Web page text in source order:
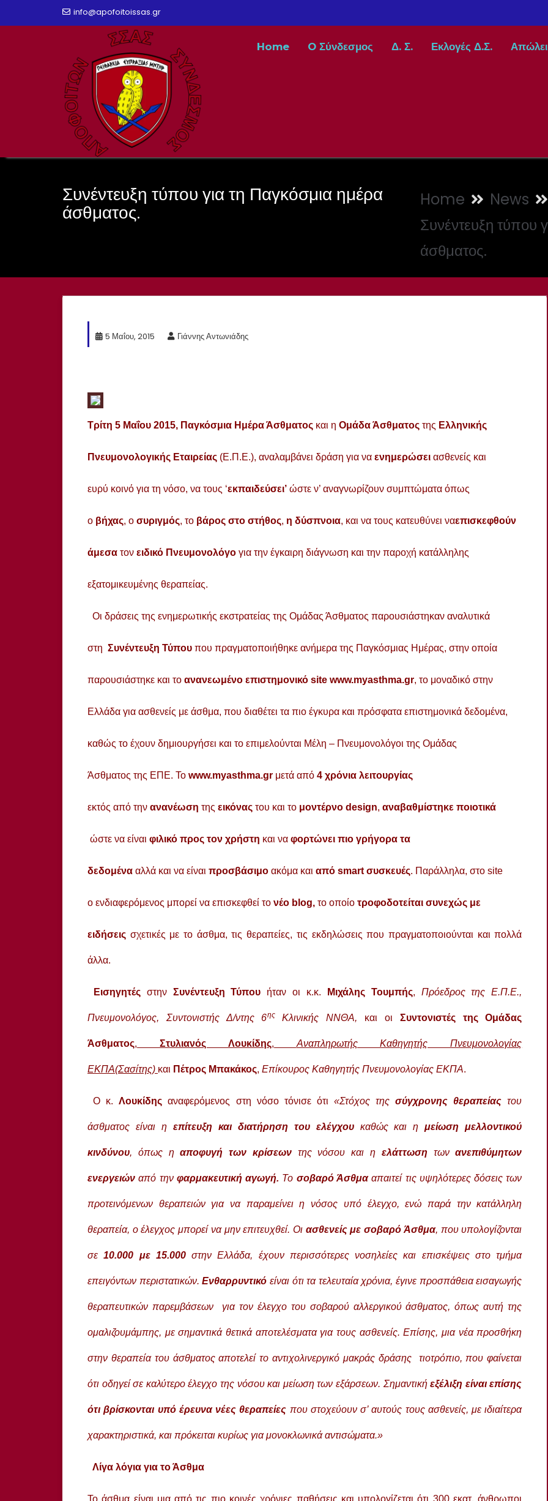
info@apofoitoissas.gr
Home O Σύνδεσμος Δ. Σ. Εκλογές Δ.Σ.
Συνέντευξη τύπου για τη Παγκόσμια ημέρα
άσθματος.
Home News
Συνέντευξη τύπου
άσθματος.
5 Μαΐου, 2015 Γιάννης Αντωνιάδης
Τρίτη 5 Μαΐου 2015, Παγκόσμια Ημέρα Άσθματος και η Ομάδα Άσθματος της Ελληνικής
Πνευμονολογικής Εταιρείας (Ε.Π.Ε.), αναλαμβάνει δράση για να ενημερώσει ασθενείς και
ευρύ κοινό για τη νόσο, να τους ‘εκπαιδεύσει’ ώστε ν’ αναγνωρίζουν συμπτώματα όπως
ο βήχας, ο συριγμός, το βάρος στο στήθος, η δύσπνοια, και να τους κατευθύνει ναεπισκεφθούν
άμεσα τον ειδικό Πνευμονολόγο για την έγκαιρη διάγνωση και την παροχή κατάλληλης
εξατομικευμένης θεραπείας.
Οι δράσεις της ενημερωτικής εκστρατείας της Ομάδας Άσθματος παρουσιάστηκαν αναλυτικά
στη Συνέντευξη Τύπου που πραγματοποιήθηκε ανήμερα της Παγκόσμιας Ημέρας, στην οποία
παρουσιάστηκε και το ανανεωμένο επιστημονικό site www.myasthma.gr, το μοναδικό στην
Ελλάδα για ασθενείς με άσθμα, που διαθέτει τα πιο έγκυρα και πρόσφατα επιστημονικά δεδομένα,
καθώς το έχουν δημιουργήσει και το επιμελούνται Μέλη – Πνευμονολόγοι της Ομάδας
Άσθματος της ΕΠΕ. Το www.myasthma.gr μετά από 4 χρόνια λειτουργίας
εκτός από την ανανέωση της εικόνας του και το μοντέρνο design, αναβαθμίστηκε ποιοτικά
ώστε να είναι φιλικό προς τον χρήστη και να φορτώνει πιο γρήγορα τα
δεδομένα αλλά και να είναι προσβάσιμο ακόμα και από smart συσκευές. Παράλληλα, στο site
ο ενδιαφερόμενος μπορεί να επισκεφθεί το νέο blog, το οποίο τροφοδοτείται συνεχώς με
ειδήσεις σχετικές με το άσθμα, τις θεραπείες, τις εκδηλώσεις που πραγματοποιούνται και πολλά
άλλα.
Εισηγητές στηνΣυνέντευξη Τύπου ήταν οι κ.κ. Μιχάλης Τουμπής, Πρόεδρος της Ε.Π.Ε.,
Πνευμονολόγος, Συντονιστής Δ/ντης 6ηςΚλινικής ΝΝΘΑ, και οι Συντονιστές της Ομάδας
Άσθματος, Στυλιανός Λουκίδης, Αναπληρωτής Καθηγητής Πνευμονολογίας
ΕΚΠΑ(Σασίτης) και Πέτρος Μπακάκος, Επίκουρος Καθηγητής Πνευμονολογίας ΕΚΠΑ.
Ο κ. Λουκίδης αναφερόμενος στη νόσο τόνισε ότι «Στόχος τηςσύγχρονης θεραπείας του
άσθματος είναι η επίτευξη και διατήρηση του ελέγχου καθώς και ημείωση μελλοντικού
κινδύνου, όπως ηαποφυγή των κρίσεων της νόσου και η ελάττωση τωνανεπιθύμητων
ενεργειώναπό τηνφαρμακευτική αγωγή. Το σοβαρό Άσθμααπαιτεί τις υψηλότερες δόσεις των
προτεινόμενων θεραπειών για να παραμείνει η νόσος υπό έλεγχο, ενώ παρά την κατάλληλη
θεραπεία, ο έλεγχος μπορεί να μην επιτευχθεί. Οι ασθενείς με σοβαρό Άσθμα, που υπολογίζονται
σε10.000 με 15.000στην Ελλάδα, έχουν περισσότερες νοσηλείες και επισκέψεις στο τμήμα
επειγόντων περιστατικών.Ενθαρρυντικό είναι ότι τα τελευταία χρόνια, έγινε προσπάθεια εισαγωγής
θεραπευτικών παρεμβάσεων για τον έλεγχo του σοβαρού αλλεργικού άσθματος, όπως αυτή της
ομαλιζουμάμπης, με σημαντικά θετικά αποτελέσματα για τους ασθενείς. Επίσης, μια νέα προσθήκη
στην θεραπεία του άσθματος αποτελεί το αντιχολινεργικό μακράς δράσης τιοτρόπιο, που φαίνεται
ότι οδηγεί σε καλύτερο έλεγχο της νόσου και μείωση των εξάρσεων. Σημαντικήεξέλιξη είναι επίσης
ότι βρίσκονται υπό έρευνα νέες θεραπείες που στοχεύουν σ’ αυτούς τους ασθενείς, με ιδιαίτερα
χαρακτηριστικά, και πρόκειται κυρίως για μονοκλωνικά αντισώματα.»
Λίγα λόγια για το Άσθμα
Το άσθμα είναι μια από τις πιο κοινές χρόνιες παθήσεις και υπολογίζεται ότι 300 εκατ. άνθρωποι